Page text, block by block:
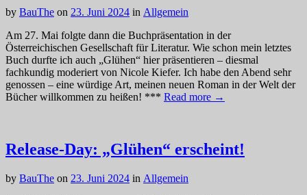
by BauThe on 23. Juni 2024 in Allgemein
Am 27. Mai folgte dann die Buchpräsentation in der
Österreichischen Gesellschaft für Literatur. Wie schon mein letztes
Buch durfte ich auch „Glühen“ hier präsentieren – diesmal
fachkundig moderiert von Nicole Kiefer. Ich habe den Abend sehr
genossen – eine würdige Art, meinen neuen Roman in der Welt der
Bücher willkommen zu heißen! *** Read more →
Release-Day: „Glühen“ erscheint!
by BauThe on 23. Juni 2024 in Allgemein